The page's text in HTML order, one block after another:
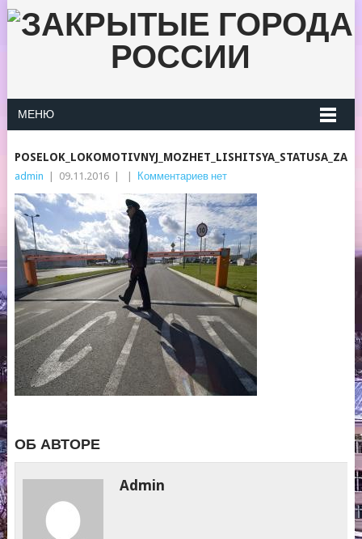
МЕНЮ
POSELOK_LOKOMOTIVNYJ_MOZHET_LISHITSYA_STATUSA_ZATO
admin 09.11.2016 Комментариев нет
ОБ АВТОРЕ
Admin